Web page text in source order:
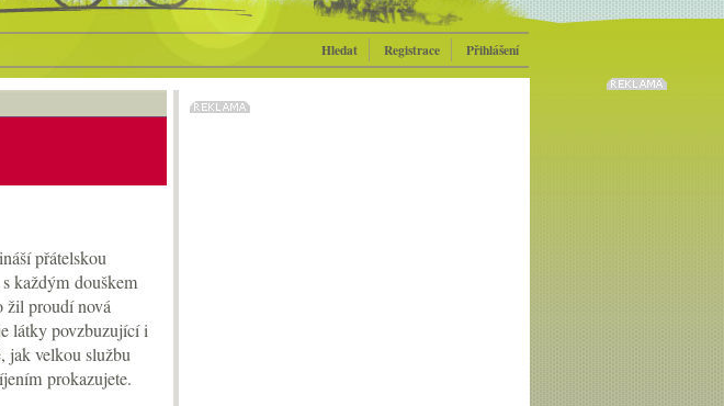
Hledat Registrace Přihlášení
přátelskou
každým douškem
žil proudí nová
látky povzbuzující i
jak velkou službu
prokazujete.